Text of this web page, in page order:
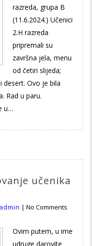
razreda, grupa B
(11.6.2024.) Učenici
2.H razreda
pripremali su
završna jela, menu
od četiri slijeda;
desert. Ovo je bila
Rad u paru.
u…
učenika
admin |No Comments
Ovim putem, u ime
udruge darovite